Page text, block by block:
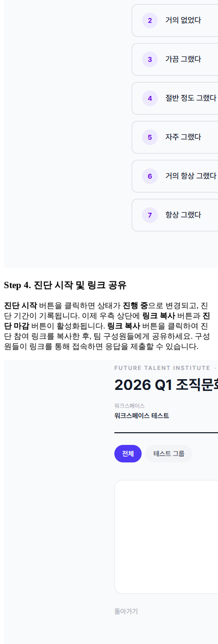
Step 4. 진단 시작 및 링크 공유
진단 시작버튼을 클릭하면 상태가 진행 중으로 변경되고, 진
단 기간이 기록됩니다. 이제 우측 상단에 링크 복사버튼과 진
단 마감버튼이 활성화됩니다. 링크 복사버튼을 클릭하여 진
단 참여 링크를 복사한 후, 팀 구성원들에게 공유하세요. 구성
원들이 링크를 통해 접속하면 응답을 제출할 수 있습니다.